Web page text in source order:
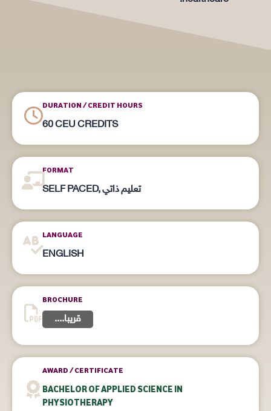
DURATION / CREDIT HOURS
60 CEU CREDITS
FORMAT
SELF PACED, تعليم ذاتي
LANGUAGE
ENGLISH
BROCHURE
....قريبا
AWARD / CERTIFICATE
BACHELOR OF APPLIED SCIENCE IN
PHYSIOTHERAPY